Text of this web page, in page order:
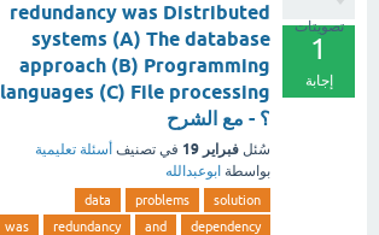
تصويتات
1
إجابة
redundancy was Distributed
systems (A) The database
approach (B) Programming
languages (C) File processing
؟ - مع الشرح
سُئل فبراير 19 في تصنيف أسئلة تعليمية
بواسطة ابوعبدالله
solution
problems
data
dependency
and
redundancy
was